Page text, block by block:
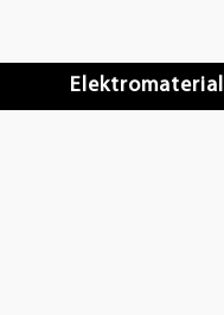
Elektromaterial